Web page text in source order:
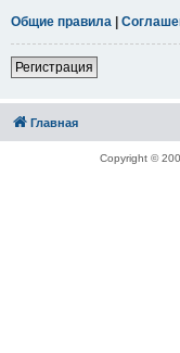
Общие правила |
Регистрация
Главная
Copyright ©